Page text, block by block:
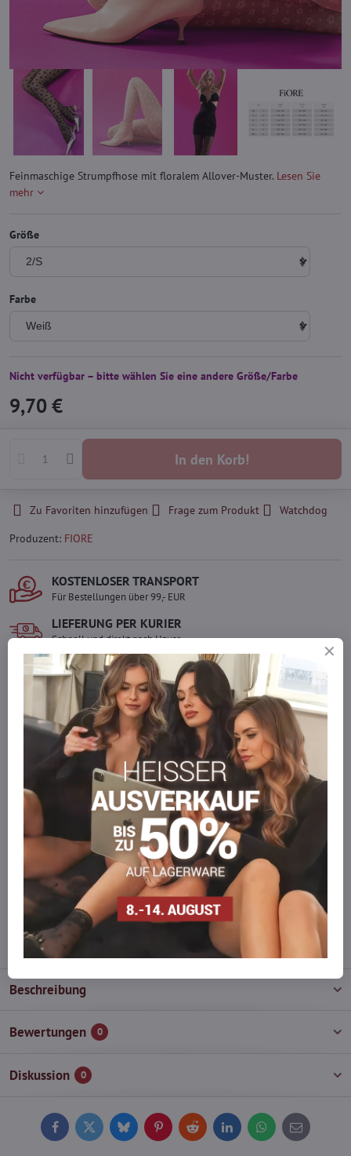
Feinmaschige Strumpfhose mit floralem Allover-Muster. Lesen Sie
mehr
Größe
Farbe
Nicht verfügbar – bitte wählen Sie eine andere Größe/Farbe
9,70 €
In den Korb!
Zu Favoriten hinzufügen Frage zum Produkt
Watchdog
Produzent: FIORE
KOSTENLOSER TRANSPORT
Für Bestellungen über 99,- EUR
LIEFERUNG PER KURIER
Schnell und direkt nach Hause.
SICHERE ZAHLUNGEN
Gesicherte Online-Zahlungen
Ware auf Lager
Wir versenden sofort
Werden Sie Teil von everlady
Werden Sie Teil von everlady und genießen Sie einen 5 %
Mitgliedervorteilbei jedem Einkauf.
Der Vorteil wird automatisch im Warenkorb angewendet.
Möchten Sie mehr bestellen, als wir
auf Lager haben?
Zögern Sie nicht, uns zu kontaktieren, wir füllen die Ware für Sie
wieder auf!
info​@everlady​.eu
Beschreibung
Bewertungen 0
Diskussion 0
FacebookTwitterBlueskyPinterestReddit LinkedInWhatsApp
E-
mail